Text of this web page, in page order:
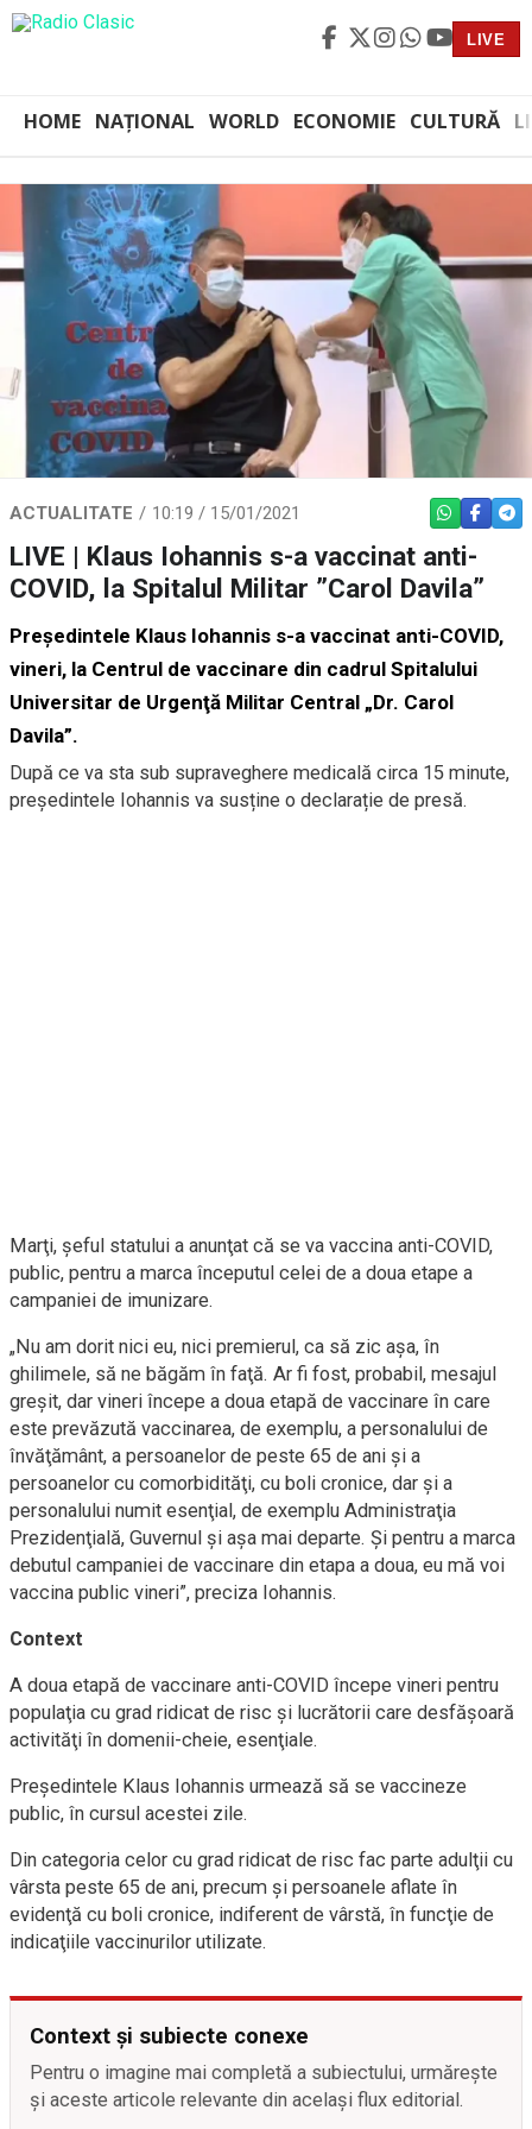
LIVE
HOME NAȚIONAL WORLD ECONOMIE CULTURĂ
ACTUALITATE 10:19 / 15/01/2021 WHATSAPP
LIVE | Klaus Iohannis s-a vaccinat anti-
COVID, la Spitalul Militar ”Carol Davila”
Preşedintele Klaus Iohannis s-a vaccinat anti-COVID,
vineri, la Centrul de vaccinare din cadrul Spitalului
Universitar de Urgenţă Militar Central „Dr. Carol
Davila”.
După ce va sta sub supraveghere medicală circa 15 minute,
președintele Iohannis va susține o declarație de presă.
Marţi, şeful statului a anunţat că se va vaccina anti-COVID,
public, pentru a marca începutul celei de a doua etape a
campaniei de imunizare.
„Nu am dorit nici eu, nici premierul, ca să zic aşa, în
ghilimele, să ne băgăm în faţă. Ar fi fost, probabil, mesajul
greşit, dar vineri începe a doua etapă de vaccinare în care
este prevăzută vaccinarea, de exemplu, a personalului de
învăţământ, a persoanelor de peste 65 de ani şi a
persoanelor cu comorbidităţi, cu boli cronice, dar şi a
personalului numit esenţial, de exemplu Administraţia
Prezidenţială, Guvernul şi aşa mai departe. Şi pentru a marca
debutul campaniei de vaccinare din etapa a doua, eu mă voi
vaccina public vineri”, preciza Iohannis.
Context
A doua etapă de vaccinare anti-COVID începe vineri pentru
populaţia cu grad ridicat de risc şi lucrătorii care desfăşoară
activităţi în domenii-cheie, esenţiale.
Preşedintele Klaus Iohannis urmează să se vaccineze
public, în cursul acestei zile.
Din categoria celor cu grad ridicat de risc fac parte adulţii cu
vârsta peste 65 de ani, precum şi persoanele aflate în
evidenţă cu boli cronice, indiferent de vârstă, în funcţie de
indicaţiile vaccinurilor utilizate.
Context și subiecte conexe
Pentru o imagine mai completă a subiectului, urmărește
și aceste articole relevante din același flux editorial.